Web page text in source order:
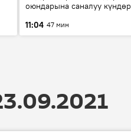
оюндарына саналуу күндөр
этапка жетти?
11:04 47 мин